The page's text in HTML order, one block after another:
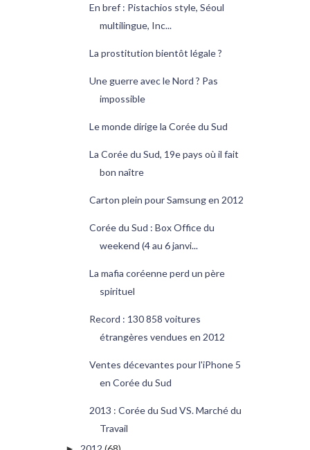
En bref : Pistachios style, Séoul
multilingue, Inc...
La prostitution bientôt légale ?
Une guerre avec le Nord ? Pas
impossible
Le monde dirige la Corée du Sud
La Corée du Sud, 19e pays où il fait
bon naître
Carton plein pour Samsung en 2012
Corée du Sud : Box Office du
weekend (4 au 6 janvi...
La mafia coréenne perd un père
spirituel
Record : 130 858 voitures
étrangères vendues en 2012
Ventes décevantes pour l'iPhone 5
en Corée du Sud
2013 : Corée du Sud VS. Marché du
Travail